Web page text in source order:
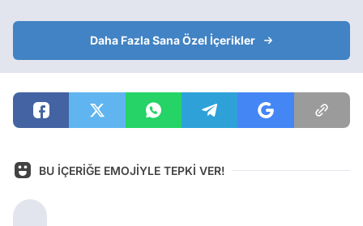
Daha Fazla Sana Özel İçerikler
BU İÇERİĞE EMOJİYLE TEPKİ VER!